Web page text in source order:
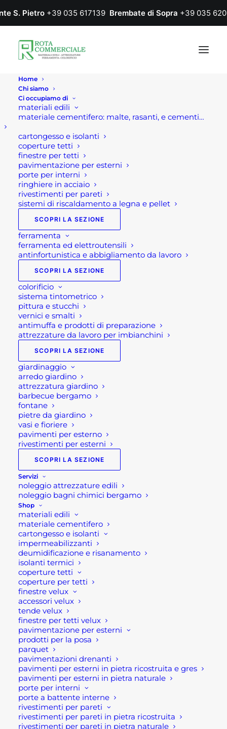
S. Pietro +39 035 617139 Brembate di Sopra +39 035
Home
Chi siamo
Ci occupiamo di
materiali edili
materiale cementifero: malte, rasanti, e cementi…
cartongesso e isolanti
coperture tetti
finestre per tetti
pavimentazione per esterni
porte per interni
ringhiere in acciaio
rivestimenti per pareti
sistemi di riscaldamento a legna e pellet
SCOPRI LA SEZIONE
ferramenta
ferramenta ed elettroutensili
antinfortunistica e abbigliamento da lavoro
SCOPRI LA SEZIONE
colorificio
sistema tintometrico
pittura e stucchi
vernici e smalti
antimuffa e prodotti di preparazione
attrezzature da lavoro per imbianchini
SCOPRI LA SEZIONE
giardinaggio
arredo giardino
attrezzatura giardino
barbecue bergamo
fontane
pietre da giardino
vasi e fioriere
pavimenti per esterno
rivestimenti per esterni
SCOPRI LA SEZIONE
Servizi
noleggio attrezzature edili
noleggio bagni chimici bergamo
Shop
materiali edili
materiale cementifero
cartongesso e isolanti
impermeabilizzanti
deumidificazione e risanamento
isolanti termici
coperture tetti
coperture per tetti
finestre velux
accessori velux
tende velux
finestre per tetti velux
pavimentazione per esterni
prodotti per la posa
parquet
pavimentazioni drenanti
pavimenti per esterni in pietra ricostruita e gres
pavimenti per esterni in pietra naturale
porte per interni
porte a battente interne
rivestimenti per pareti
rivestimenti per pareti in pietra ricostruita
rivestimenti per pareti in pietra naturale
GIACCA IN PILE BERING
U-POWER
32,40€
Giacca in pile Bering U-
Power
Giacca in pile a mezza zip, 2 tasche, taschino
portacellulare al petto con chiusura zip; parazip
con cimosa brandizzata.
Caratteristiche tecniche:
Composizione:100% POLIESTERE 280 gr/m²
Disponibile nelle taglie dalla S alla XL
Colorazione Dark Green
Conforme al regolamento (UE)2016/425
Dispositivo di 1° CAT
UNI EN ISO 13688:2013
EN 14058:2017
Istruzioni di lavaggio: Non stirare su reflex, stampe,
parti in gomma, badge e zip